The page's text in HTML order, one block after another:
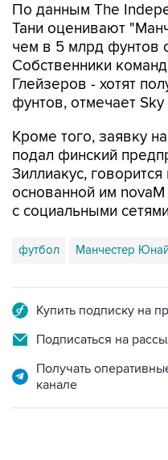
По данным The
Тани оценивают
чем в 5 млрд фунтов
Собственники
Глейзеров - хотят
фунтов, отмечает
Кроме того, заявку
подал финский
Зиллиакус,
основанной им
с социальными
футбол Манчестер
Купить подписку на
Подписаться на
Получать
канале